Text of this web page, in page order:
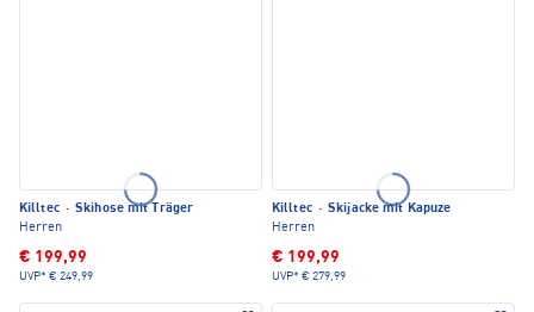
Killtec · Skihose mit Träger
Herren
€ 199,99
UVP* € 249,99
Killtec · Skijacke mit Kapuze
Herren
€ 199,99
UVP* € 279,99